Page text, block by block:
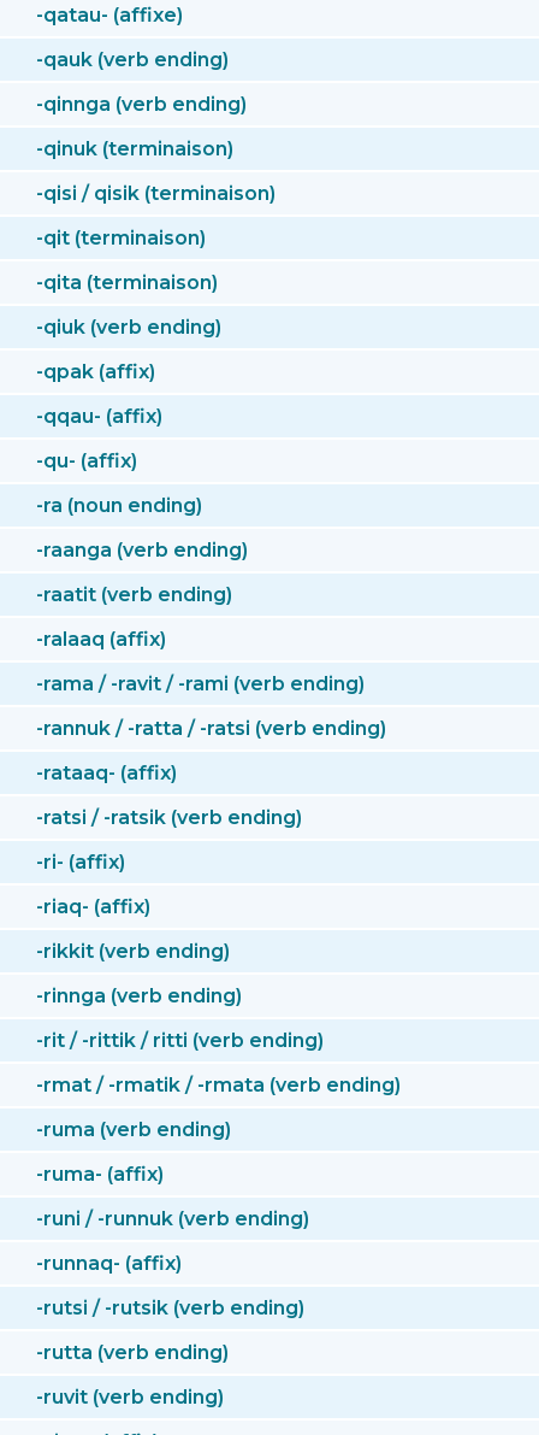
-qatau- (affixe)
-qauk (verb ending)
-qinnga (verb ending)
-qinuk (terminaison)
-qisi / qisik (terminaison)
-qit (terminaison)
-qita (terminaison)
-qiuk (verb ending)
-qpak (affix)
-qqau- (affix)
-qu- (affix)
-ra (noun ending)
-raanga (verb ending)
-raatit (verb ending)
-ralaaq (affix)
-rama / -ravit / -rami (verb ending)
-rannuk / -ratta / -ratsi (verb ending)
-rataaq- (affix)
-ratsi / -ratsik (verb ending)
-ri- (affix)
-riaq- (affix)
-rikkit (verb ending)
-rinnga (verb ending)
-rit / -rittik / ritti (verb ending)
-rmat / -rmatik / -rmata (verb ending)
-ruma (verb ending)
-ruma- (affix)
-runi / -runnuk (verb ending)
-runnaq- (affix)
-rutsi / -rutsik (verb ending)
-rutta (verb ending)
-ruvit (verb ending)